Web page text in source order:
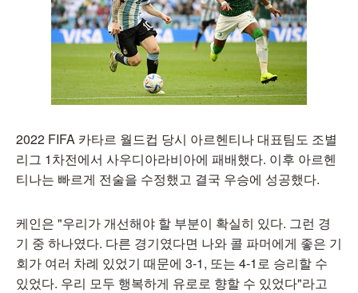
2022 FIFA 카타르 월드컵 당시 아르헨티나 대표팀도 조별
리그 1차전에서 사우디아라비아에 패배했다. 이후 아르헨
티나는 빠르게 전술을 수정했고 결국 우승에 성공했다.
케인은 "우리가 개선해야 할 부분이 확실히 있다. 그런 경
기 중 하나였다. 다른 경기였다면 나와 콜 파머에게 좋은 기
회가 여러 차례 있었기 때문에 3-1, 또는 4-1로 승리할 수
있었다. 우리 모두 행복하게 유로로 향할 수 있었다"라고